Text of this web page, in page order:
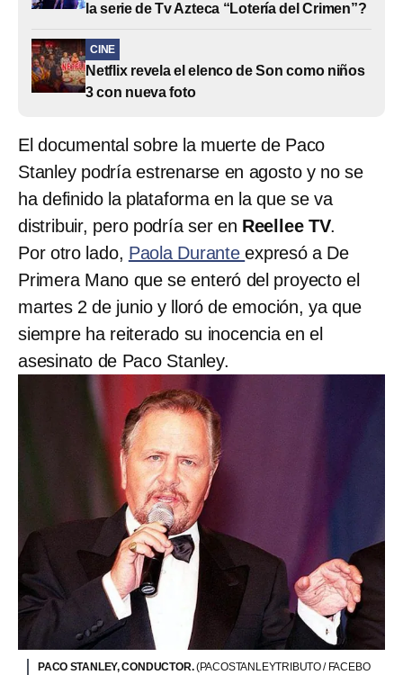
la serie de Tv Azteca “Lotería del Crimen”?
CINE
Netflix revela el elenco de Son como niños
3 con nueva foto
El documental sobre la muerte de Paco
Stanley podría estrenarse en agosto y no se
ha definido la plataforma en la que se va
distribuir, pero podría ser en Reellee TV.
Por otro lado, Paola Duranteexpresó a De
Primera Mano que se enteró del proyecto el
martes 2 de junio y lloró de emoción, ya que
siempre ha reiterado su inocencia en el
asesinato de Paco Stanley.
PACO STANLEY, CONDUCTOR.(PACOSTANLEYTRIBUTO / FACEBO